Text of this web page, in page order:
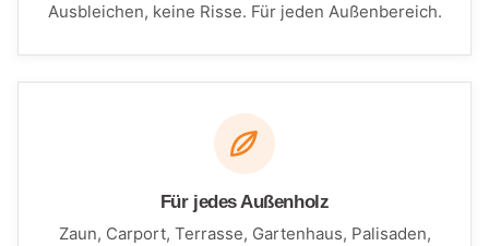
Ausbleichen, keine Risse. Für jeden Außenbereich.
Für jedes Außenholz
Zaun, Carport, Terrasse, Gartenhaus, Palisaden,